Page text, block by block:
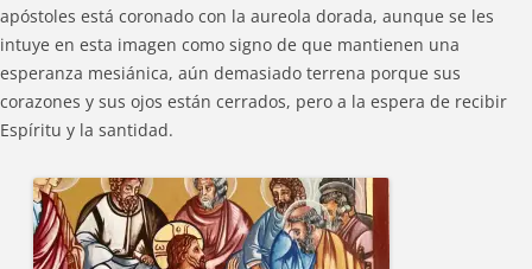
apóstoles está coronado con la aureola dorada, aunque se les
intuye en esta imagen como signo de que mantienen una
esperanza mesiánica, aún demasiado terrena porque sus
corazones y sus ojos están cerrados, pero a la espera de recibir
Espíritu y la santidad.